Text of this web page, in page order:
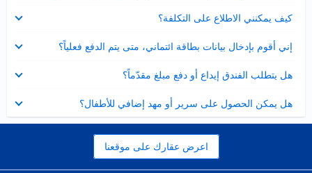
كيف يمكنني الاطلاع على التكلفة؟
مصغر
إني أقوم بإدخال بيانات بطاقة ائتماني، متى يتم الدفع فعلياً؟
مصغر
هل يتطلب الفندق إيداع أو دفع مبلغ مقدّماً؟
مصغر
هل يمكن الحصول على سرير أو مهد إضافي للأطفال؟
مصغر
اعرض عقارك على موقعنا